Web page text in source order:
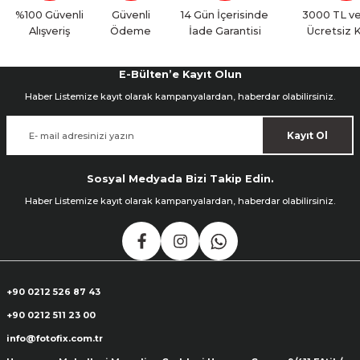
Yorum Yaz
%100 Güvenli
Alışveriş
Güvenli
Ödeme
14 Gün İçerisinde
İade Garantisi
3000 TL
Ücretsiz
E-Bülten’e Kayıt Olun
Haber Listemize kayıt olarak kampanyalardan, haberdar olabilirsiniz.
Kayıt Ol
Sosyal Medyada Bizi Takip Edin.
Haber Listemize kayıt olarak kampanyalardan, haberdar olabilirsiniz.
+90 0212 526 87 43
+90 0212 511 23 00
info@fotofix.com.tr